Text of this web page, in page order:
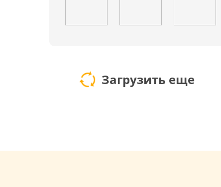
Загрузить еще